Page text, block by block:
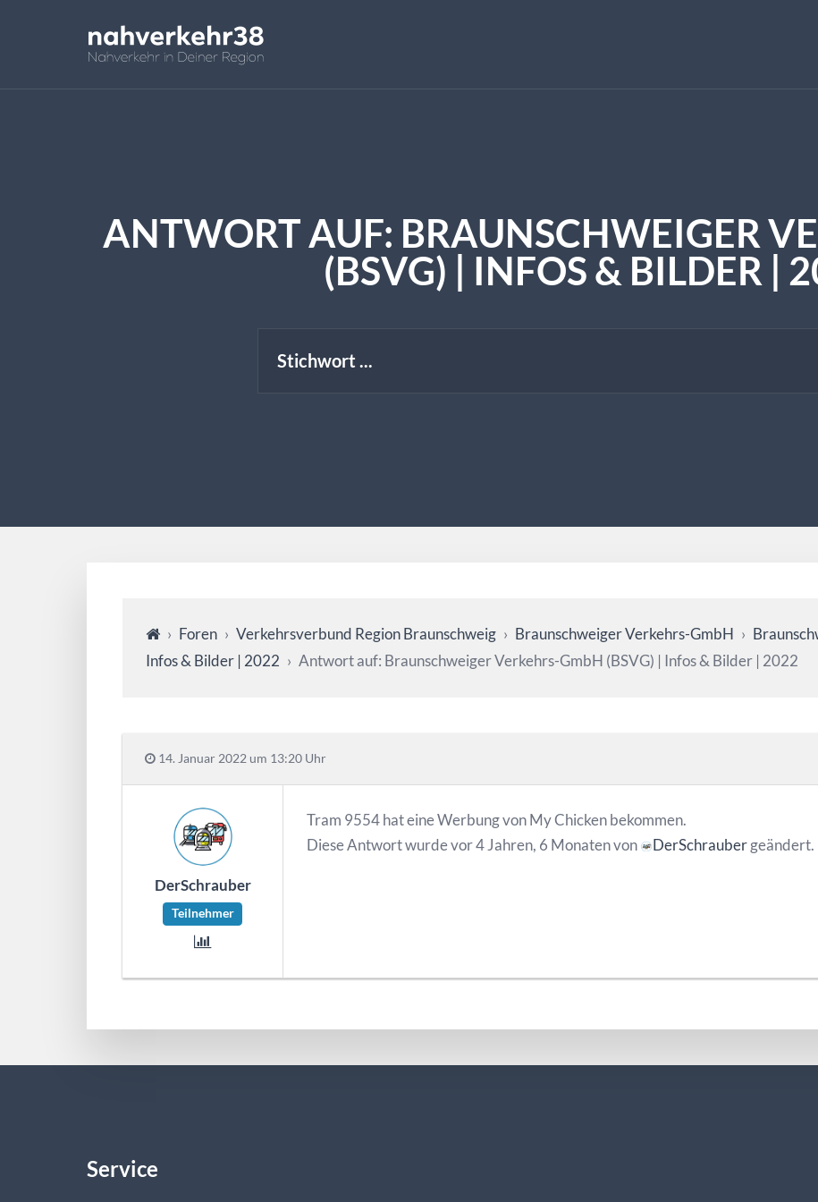
ANTWORT AUF: BRAUNSCHWEIGER
(BSVG) | INFOS & BILDER |
› Foren › Verkehrsverbund Region Braunschweig › Braunschweiger Verkehrs-GmbH ›
Infos & Bilder | 2022 › Antwort auf: Braunschweiger Verkehrs-GmbH (BSVG) | Infos & Bilder | 2022
14. Januar 2022 um 13:20 Uhr
DerSchrauber
Teilnehmer
Tram 9554 hat eine Werbung von My Chicken bekommen.
Diese Antwort wurde vor 4 Jahren, 6 Monaten von
DerSchraubergeändert.
Service